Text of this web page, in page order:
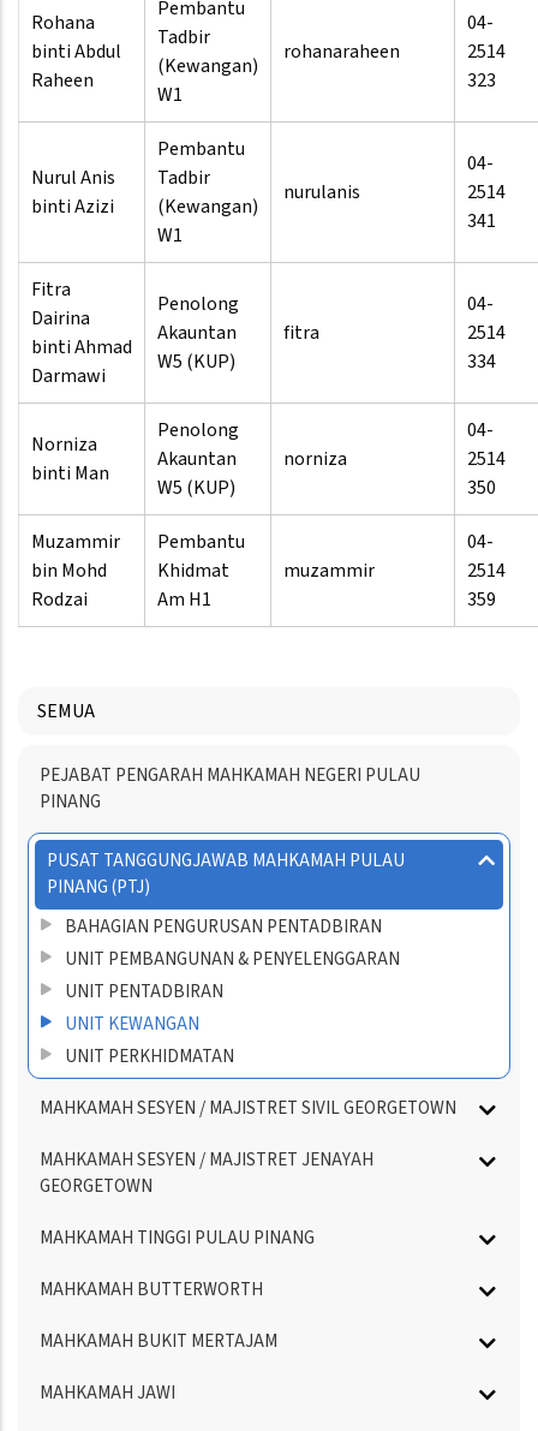
Rohana
binti Abdul
Raheen
Pembantu
Tadbir
(Kewangan)
W1
rohanaraheen
04-
2514
323
Nurul Anis
binti Azizi
Pembantu
Tadbir
(Kewangan)
W1
nurulanis
04-
2514
341
Fitra
Dairina
binti Ahmad
Darmawi
Penolong
Akauntan
W5 (KUP)
fitra
04-
2514
334
Norniza
binti Man
Penolong
Akauntan
W5 (KUP)
norniza
04-
2514
350
Muzammir
bin Mohd
Rodzai
Pembantu
Khidmat
Am H1
muzammir
04-
2514
359
SEMUA
Menu
Directory
PEJABAT PENGARAH MAHKAMAH NEGERI PULAU
PINANG
PUSAT TANGGUNGJAWAB MAHKAMAH PULAU
PINANG (PTJ)
BAHAGIAN PENGURUSAN PENTADBIRAN
UNIT PEMBANGUNAN & PENYELENGGARAN
UNIT PENTADBIRAN
UNIT KEWANGAN
UNIT PERKHIDMATAN
MAHKAMAH SESYEN / MAJISTRET SIVIL GEORGETOWN
MAHKAMAH SESYEN / MAJISTRET JENAYAH
GEORGETOWN
MAHKAMAH TINGGI PULAU PINANG
MAHKAMAH BUTTERWORTH
MAHKAMAH BUKIT MERTAJAM
MAHKAMAH JAWI